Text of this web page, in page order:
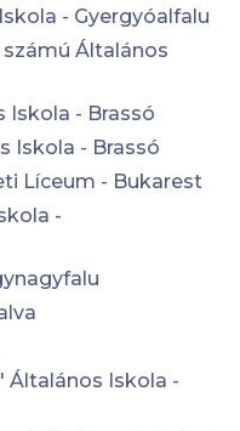
- Gyergyóalfalu
számú Általános
Iskola - Brassó
Iskola - Brassó
Líceum - Bukarest
-
Általános Iskola -